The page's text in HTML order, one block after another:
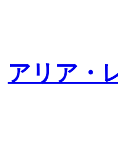
アリア・